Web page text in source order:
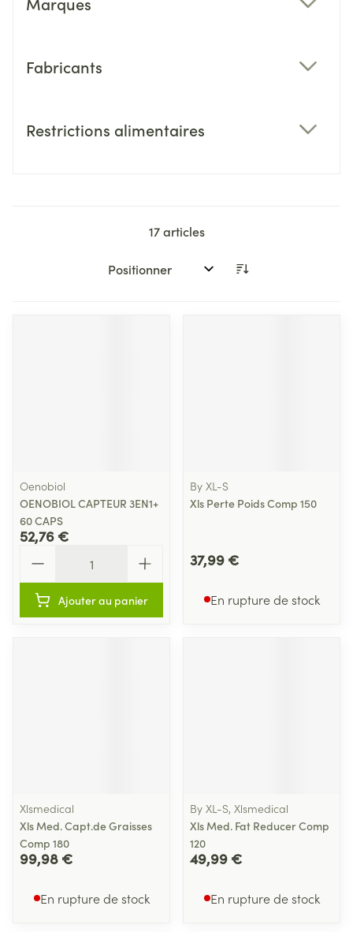
Fabricants
Restrictions alimentaires
17articles
Trier par:
Oenobiol
OENOBIOL CAPTEUR 3EN1+
60 CAPS
52,76 €
Ajouter au panier
By XL-S
Xls Perte Poids Comp 150
37,99 €
En rupture de stock
Xlsmedical
Xls Med. Capt.de Graisses
Comp 180
99,98 €
En rupture de stock
By XL-S, Xlsmedical
Xls Med. Fat Reducer Comp
120
49,99 €
En rupture de stock